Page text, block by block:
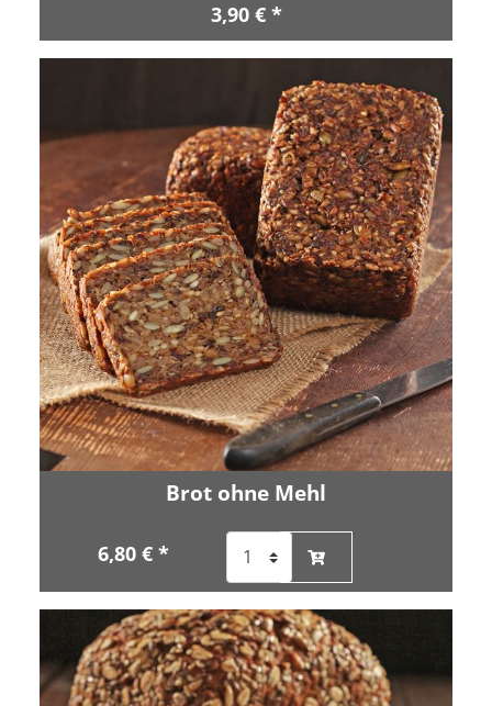
3,90 € *
Brot ohne Mehl
6,80 € *